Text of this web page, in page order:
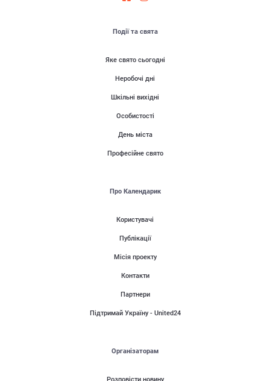
Події та свята
Яке свято сьогодні
Неробочі дні
Шкільні вихідні
Особистості
День міста
Професійне свято
Про Календарик
Користувачі
Публікації
Місія проекту
Контакти
Партнери
Підтримай Україну - United24
Організаторам
Розповісти новину